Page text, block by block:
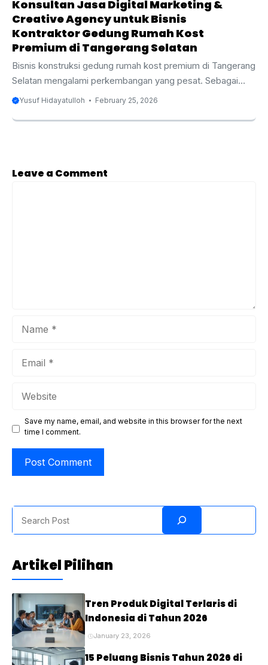
Konsultan Jasa Digital Marketing &
Creative Agency untuk Bisnis
Kontraktor Gedung Rumah Kost
Premium di Tangerang Selatan
Bisnis konstruksi gedung rumah kost premium di Tangerang
Selatan mengalami perkembangan yang pesat. Sebagai
kota yang terus berkembang dengan pesat, Tangerang
premium, menjadi semakin kompetitif. Oleh karena itu,
Yusuf Hidayatulloh February 25, 2026
Leave a Comment
Save my name, email, and website in this browser for the next
time I comment.
Artikel Pilihan
Tren Produk Digital Terlaris di
Indonesia di Tahun 2026
January 23, 2026
15 Peluang Bisnis Tahun 2026 di